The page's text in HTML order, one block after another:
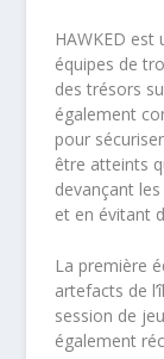
HAWKED est
équipes de
des trésors
également
pour
être atteints
devançant
et en évitant
La première
artefacts de
session de
également